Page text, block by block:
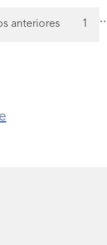
anteriores 1